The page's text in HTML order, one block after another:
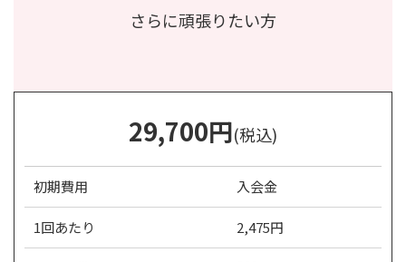
さらに頑張りたい方
29,700円(税込)
初期費用 入会金
1回あたり 2,475円